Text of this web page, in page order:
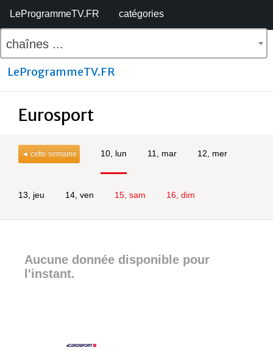
LeProgrammeTV.FR catégories
chaînes ...
LeProgrammeTV.FR
Eurosport
◄ cette semaine 10, lun 11, mar 12, mer
13, jeu 14, ven 15, sam 16, dim
Aucune donnée disponible pour
l'instant.